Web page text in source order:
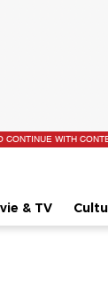
CONTINUE WITH
& TV